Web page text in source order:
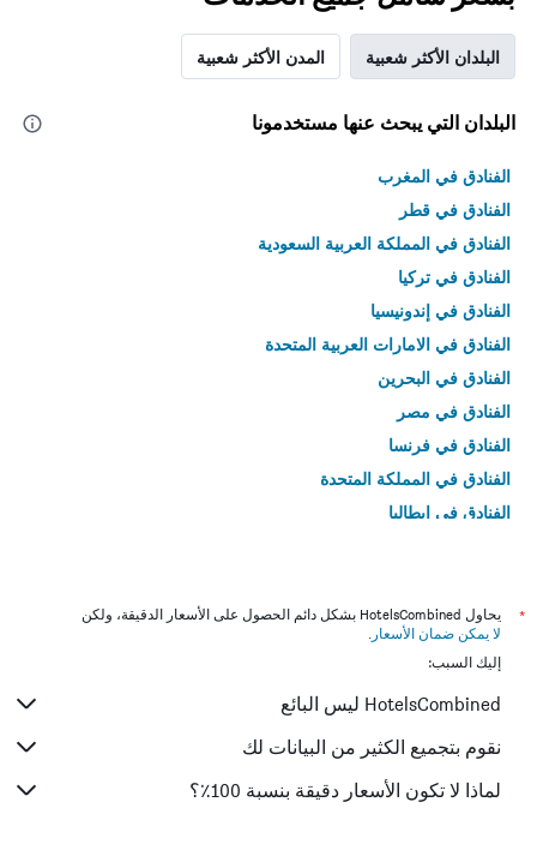
البلدان الأكثر شعبية المدن الأكثر شعبية
البلدان التي يبحث عنها مستخدمونا
الفنادق في المغرب
الفنادق في قطر
الفنادق في المملكة العربية السعودية
الفنادق في تركيا
الفنادق في إندونيسيا
الفنادق في الامارات العربية المتحدة
الفنادق في البحرين
الفنادق في مصر
الفنادق في فرنسا
الفنادق في المملكة المتحدة
الفنادق في إيطاليا
*
يحاول HotelsCombined بشكل دائم الحصول على الأسعار الدقيقة، ولكن
لا يمكن ضمان الأسعار .
إليك السبب:
HotelsCombined ليس البائع
نقوم بتجميع الكثير من البيانات لك
لماذا لا تكون الأسعار دقيقة بنسبة 100٪؟